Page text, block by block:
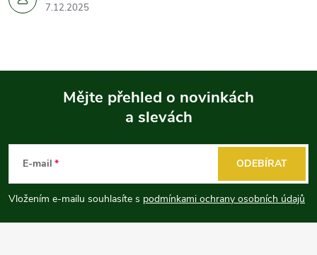
7.12.2025
p
a
Mějte přehled o novinkách
a slevách
E-mail
Vložením e-mailu souhlasíte s podmínkami ochrany osobních údajů
ODEBÍRAT